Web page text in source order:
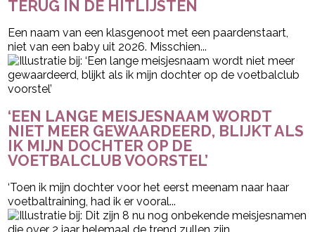
TERUG IN DE HITLIJSTEN
Een naam van een klasgenoot met een paardenstaart,
niet van een baby uit 2026. Misschien...
‘EEN LANGE MEISJESNAAM WORDT
NIET MEER GEWAARDEERD, BLIJKT ALS
IK MIJN DOCHTER OP DE
VOETBALCLUB VOORSTEL’
‘Toen ik mijn dochter voor het eerst meenam naar haar
voetbaltraining, had ik er vooral...